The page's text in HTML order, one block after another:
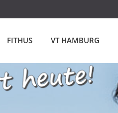
FITHUS VT HAMBURG